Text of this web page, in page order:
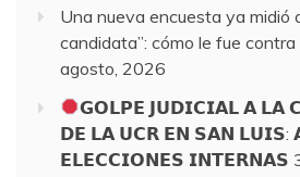
Una nueva encuesta ya midió
candidata”: cómo le fue
agosto, 2026
𝗚𝗢𝗟𝗣𝗘 𝗝𝗨𝗗𝗜𝗖𝗜𝗔𝗟 𝗔 𝗟𝗔
𝗗𝗘 𝗟𝗔 𝗨𝗖𝗥 𝗘𝗡 𝗦𝗔𝗡 𝗟𝗨𝗜𝗦:
𝗘𝗟𝗘𝗖𝗖𝗜𝗢𝗡𝗘𝗦 𝗜𝗡𝗧𝗘𝗥𝗡𝗔𝗦